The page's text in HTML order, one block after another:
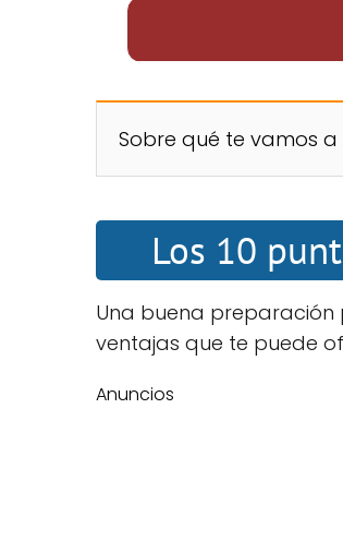
Sobre qué te vamos
Los 10
Una buena
ventajas que te puede
Anuncios